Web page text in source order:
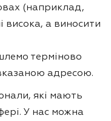
(наприклад,
висока, а виносити
терміново
адресою.
які мають
У нас можна